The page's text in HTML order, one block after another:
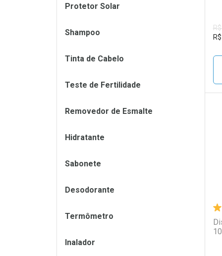
R$
Protetor Solar
Shampoo
Tinta de Cabelo
Teste de Fertilidade
Removedor de Esmalte
Hidratante
Sabonete
Desodorante
Termômetro
Inalador